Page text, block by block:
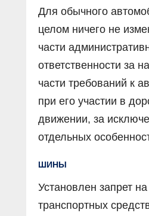
Для обычного
целом ничего не
части
ответственности за
части требований к
при его участии в
движении, за
отдельных
ШИНЫ
Установлен запрет
транспортных